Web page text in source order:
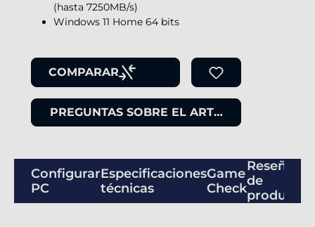
(hasta 7250MB/s)
Windows 11 Home 64 bits
COMPARAR
PREGUNTAS SOBRE EL ARTÍCULO
Configurar
PC
Especificaciones
técnicas
Game
Check
Reseñas
de
productos